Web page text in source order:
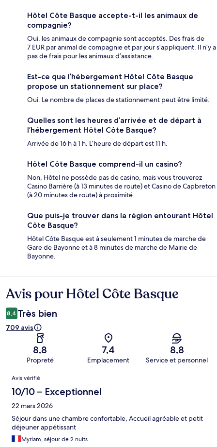
Hôtel Côte Basque accepte-t-il les animaux de
compagnie?
Oui, les animaux de compagnie sont acceptés. Des frais de
7 EUR par animal de compagnie et par jour s’appliquent. Il n’y a
pas de frais pour les animaux d’assistance.
Est-ce que l’hébergement Hôtel Côte Basque
propose un stationnement sur place?
Oui. Le nombre de places de stationnement peut être limité.
Quelles sont les heures d’arrivée et de départ à
l’hébergement Hôtel Côte Basque?
Arrivée de 16 h à 1 h. L’heure de départ est 11 h.
Hôtel Côte Basque comprend-il un casino?
Non, Hôtel ne possède pas de casino, mais vous trouverez
Casino Barrière (à 13 minutes de route) et Casino de Capbreton
(à 20 minutes de route) à proximité.
Que puis-je trouver dans la région entourant Hôtel
Côte Basque?
Hôtel Côte Basque est à seulement 1 minutes de marche de
Gare de Bayonne et à 8 minutes de marche de Mairie de
Bayonne.
Avis
Avis pour Hôtel Côte Basque
8,4 Très bien
709 avis
8,8
Propreté
7,4
Emplacement
8,8
Service et personnel
Avis
Avis vérifié
10/10 – Exceptionnel
22 mars 2026
Séjour dans une chambre confortable, Accueil agréable et petit
déjeuner appétissant
Myriam, séjour de 2 nuits